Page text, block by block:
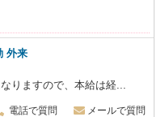
外来
りますので、本給は経...
電話で質問 メールで質問